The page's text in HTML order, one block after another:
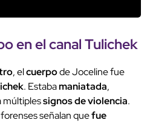
en elcanal Tulichek
, elcuerpode Joceline fue
. Estabamaniatada,
múltiplessignos de violencia.
señalan quefue